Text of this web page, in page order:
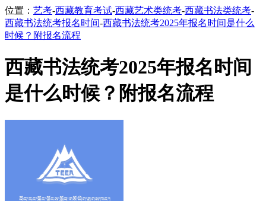
位置： 艺考-西藏教育考试-西藏艺术类统考-西藏书法类统考-
西藏书法统考报名时间-西藏书法统考2025年报名时间是什么
时候？附报名流程
西藏书法统考2025年报名时间
是什么时候？附报名流程